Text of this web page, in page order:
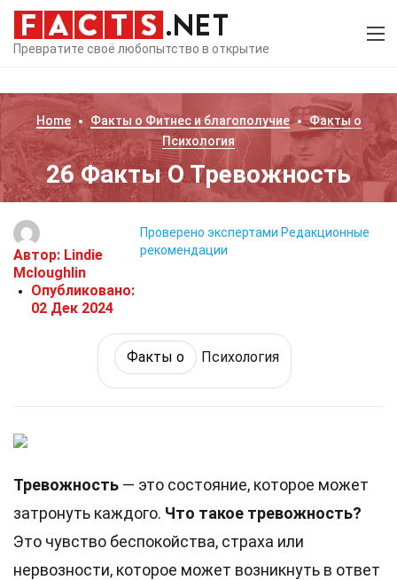
Превратите своё любопытство в открытие
Home Факты о Фитнес и благополучие
Факты о
Психология
26 Факты О Тревожность
Автор: Lindie
Mcloughlin
Опубликовано:
02 Дек 2024
Проверено экспертами Редакционные
рекомендации
Факты о Психология
Тревожность — это состояние, которое может
затронуть каждого. Что такое тревожность?
Это чувство беспокойства, страха или
нервозности, которое может возникнуть в ответ